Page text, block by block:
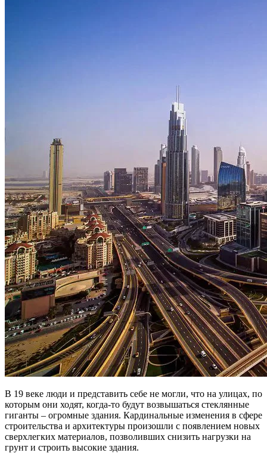
В 19 веке люди и представить себе не могли, что на улицах, по
которым они ходят, когда-то будут возвышаться стеклянные
гиганты – огромные здания. Кардинальные изменения в сфере
строительства и архитектуры произошли с появлением новых
сверхлегких материалов, позволивших снизить нагрузки на
грунт и строить высокие здания.